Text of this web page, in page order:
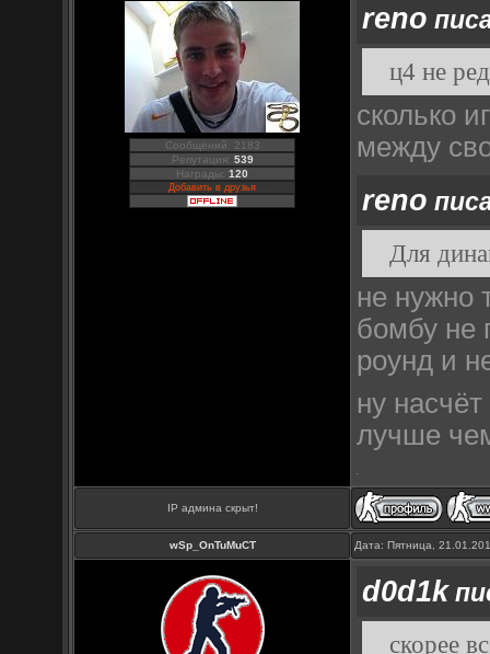
Сообщений: 2183
Репутация: 539
Награды:120
Добавить в друзья
reno
ц4 не
сколько
между
reno
Для
не нужно
бомбу не
роунд и
ну
лучше
IP админа скрыт!
wSp_OnTuMuCT Дата: Пятница,
d0d1k
скорее